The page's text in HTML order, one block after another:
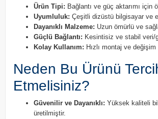
Ürün Tipi: Bağlantı ve güç aktarımı için
Uyumluluk: Çeşitli dizüstü bilgisayar ve
Dayanıklı Malzeme: Uzun ömürlü ve
Güçlü Bağlantı: Kesintisiz ve stabil veri/
Kolay Kullanım: Hızlı montaj ve değişim
Neden Bu Ürünü
Etmelisiniz?
Güvenilir ve Dayanıklı: Yüksek kaliteli
üretilmiştir.